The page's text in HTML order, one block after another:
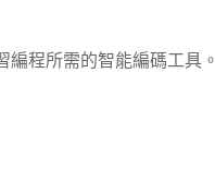
程所需的智能編碼工具。